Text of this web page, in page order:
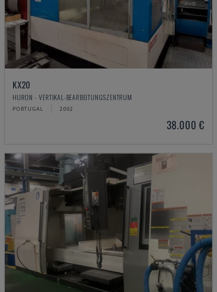
KX20
HURON - VERTIKAL-BEARBEITUNGSZENTRUM
PORTUGAL 2002
38.000 €